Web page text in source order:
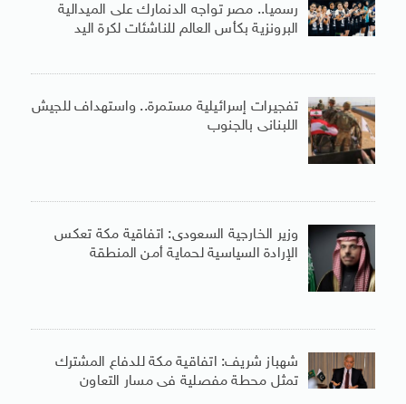
رسميا.. مصر تواجه الدنمارك على الميدالية
البرونزية بكأس العالم للناشئات لكرة اليد
تفجيرات إسرائيلية مستمرة.. واستهداف للجيش
اللبنانى بالجنوب
وزير الخارجية السعودى: اتفاقية مكة تعكس
الإرادة السياسية لحماية أمن المنطقة
شهباز شريف: اتفاقية مكة للدفاع المشترك
تمثل محطة مفصلية فى مسار التعاون